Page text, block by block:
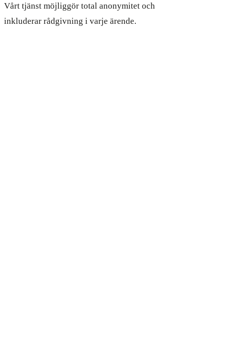
Vårt tjänst möjliggör total anonymitet och
inkluderar rådgivning i varje ärende.